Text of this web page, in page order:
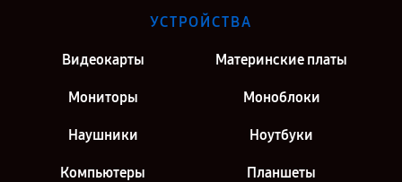
УСТРОЙСТВА
Видеокарты Материнские платы
Мониторы Моноблоки
Наушники Ноутбуки
Компьютеры Планшеты